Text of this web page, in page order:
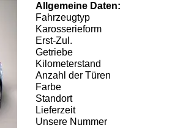
Allgemeine Daten:
Fahrzeugtyp
Karosserieform
Erst-Zul.
Getriebe
Kilometerstand
Anzahl der Türen
Farbe
Standort
Lieferzeit
Unsere Nummer